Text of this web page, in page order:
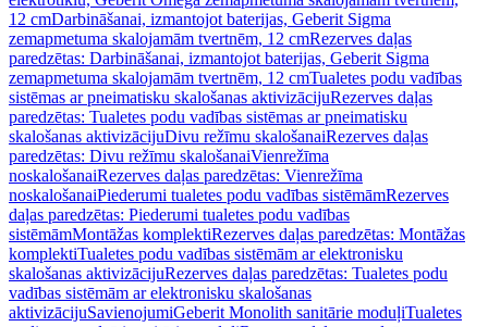
12 cmDarbināšanai, izmantojot baterijas, Geberit Sigma
zemapmetuma skalojamām tvertnēm, 12 cmRezerves daļas
paredzētas: Darbināšanai, izmantojot baterijas, Geberit Sigma
zemapmetuma skalojamām tvertnēm, 12 cmTualetes podu vadības
sistēmas ar pneimatisku skalošanas aktivizācijuRezerves daļas
paredzētas: Tualetes podu vadības sistēmas ar pneimatisku
skalošanas aktivizācijuDivu režīmu skalošanaiRezerves daļas
paredzētas: Divu režīmu skalošanaiVienrežīma
noskalošanaiRezerves daļas paredzētas: Vienrežīma
noskalošanaiPiederumi tualetes podu vadības sistēmāmRezerves
daļas paredzētas: Piederumi tualetes podu vadības
sistēmāmMontāžas komplektiRezerves daļas paredzētas: Montāžas
komplektiTualetes podu vadības sistēmām ar elektronisku
skalošanas aktivizācijuRezerves daļas paredzētas: Tualetes podu
vadības sistēmām ar elektronisku skalošanas
aktivizācijuSavienojumiGeberit Monolith sanitārie moduļiTualetes